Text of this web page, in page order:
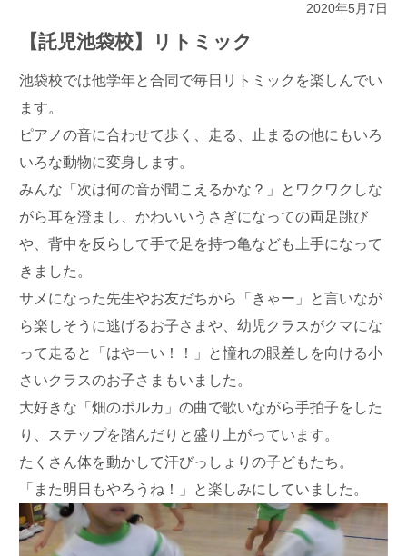
2020年5月7日
【託児池袋校】リトミック
池袋校では他学年と合同で毎日リトミックを楽しんでい
ます。
ピアノの音に合わせて歩く、走る、止まるの他にもいろ
いろな動物に変身します。
みんな「次は何の音が聞こえるかな？」とワクワクしな
がら耳を澄まし、かわいいうさぎになっての両足跳び
や、背中を反らして手で足を持つ亀なども上手になって
きました。
サメになった先生やお友だちから「きゃー」と言いなが
ら楽しそうに逃げるお子さまや、幼児クラスがクマにな
って走ると「はやーい！！」と憧れの眼差しを向ける小
さいクラスのお子さまもいました。
大好きな「畑のポルカ」の曲で歌いながら手拍子をした
り、ステップを踏んだりと盛り上がっています。
たくさん体を動かして汗びっしょりの子どもたち。
「また明日もやろうね！」と楽しみにしていました。